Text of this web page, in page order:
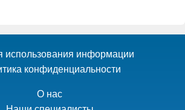
использования информации
конфиденциальности
О нас